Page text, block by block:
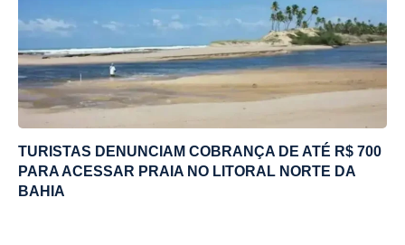
TURISTAS DENUNCIAM COBRANÇA DE ATÉ R$ 700
PARA ACESSAR PRAIA NO LITORAL NORTE DA
BAHIA